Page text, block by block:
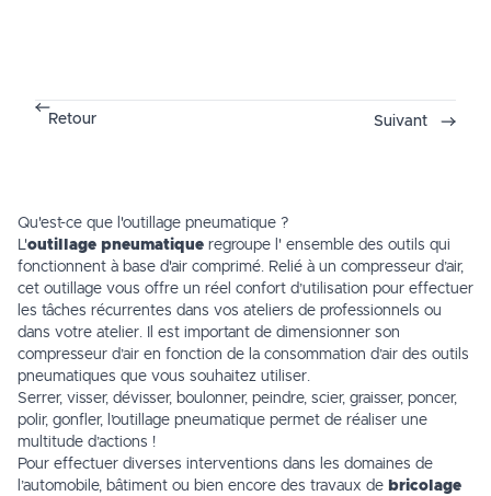
Retour Suivant
Qu'est-ce que l'outillage pneumatique ?
L'outillage pneumatique regroupe l' ensemble des outils qui
fonctionnent à base d'air comprimé. Relié à un compresseur d’air,
cet outillage vous offre un réel confort d’utilisation pour effectuer
les tâches récurrentes dans vos ateliers de professionnels ou
dans votre atelier. Il est important de dimensionner son
compresseur d’air en fonction de la consommation d’air des outils
pneumatiques que vous souhaitez utiliser.
Serrer, visser, dévisser, boulonner, peindre, scier, graisser, poncer,
polir, gonfler, l’ outillage pneumatique permet de réaliser une
multitude d’actions !
Pour effectuer diverses interventions dans les domaines de
l’automobile, bâtiment ou bien encore des travaux de bricolage